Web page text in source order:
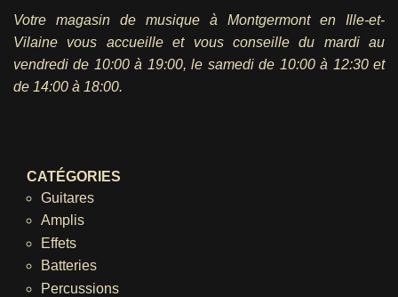
Votre magasin de musique à Montgermont en Ille-et-
Vilaine vous accueille et vous conseille du mardi au
vendredi de 10:00 à 19:00, le samedi de 10:00 à 12:30 et
de 14:00 à 18:00.
CATÉGORIES
Guitares
Amplis
Effets
Batteries
Percussions